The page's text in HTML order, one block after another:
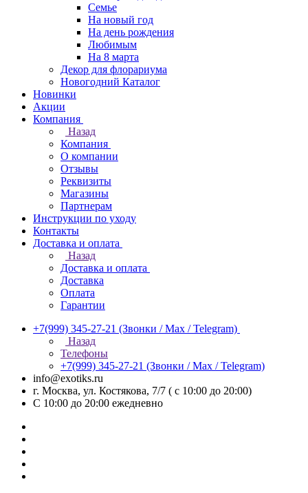
Семье
На новый год
На день рождения
Любимым
На 8 марта
Декор для флорариума
Новогодний Каталог
Новинки
Акции
Компания
Назад
Компания
О компании
Отзывы
Реквизиты
Магазины
Партнерам
Инструкции по уходу
Контакты
Доставка и оплата
Назад
Доставка и оплата
Доставка
Оплата
Гарантии
+7(999) 345-27-21 (Звонки / Max / Telegram)
Назад
Телефоны
+7(999) 345-27-21 (Звонки / Max / Telegram)
info@exotiks.ru
г. Москва, ул. Костякова, 7/7 ( с 10:00 до 20:00)
С 10:00 до 20:00 ежедневно